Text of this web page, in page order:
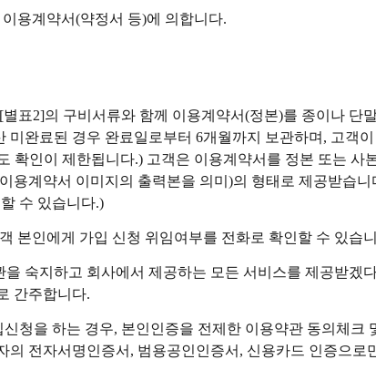
용계약서(약정서 등)에 의합니다.
표2]의 구비서류와 함께 이용계약서(정본)를 종이나 단
완료된 경우 완료일로부터 6개월까지 보관하며, 고객
확인이 제한됩니다.) 고객은 이용계약서를 정본 또는
용계약서 이미지의 출력본을 의미)의 형태로 제공받습
수 있습니다.)
본인에게 가입 신청 위임여부를 전화로 확인할 수 있습
숙지하고 회사에서 제공하는 모든 서비스를 제공받겠
간주합니다.
청을 하는 경우, 본인인증을 전제한 이용약관 동의체크
전자서명인증서, 범용공인인증서, 신용카드 인증으